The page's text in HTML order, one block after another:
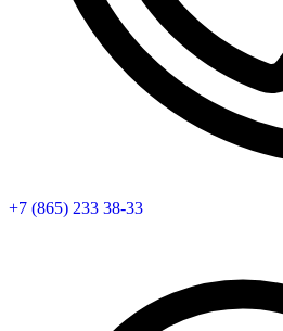
+7 (865) 233 38-33